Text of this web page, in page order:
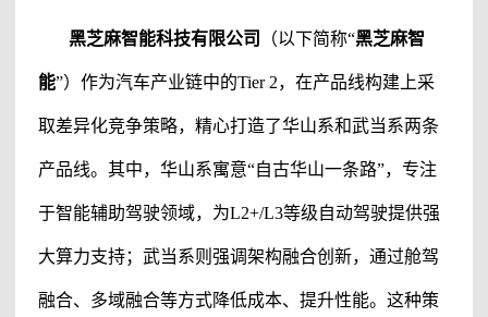
黑芝麻智能科技有限公司 （以下简称“黑芝麻智
能”） 作为汽车产业链中的Tier 2，在产品线构建上采
取差异化竞争策略，精心打造了华山系和武当系两条
产品线。其中，华山系寓意“自古华山一条路”，专注
于智能辅助驾驶领域，为L2+/L3等级自动驾驶提供强
大算力支持；武当系则强调架构融合创新，通过舱驾
融合、多域融合等方式降低成本、提升性能。这种策